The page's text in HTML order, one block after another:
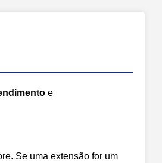
e
Se uma extensão for um